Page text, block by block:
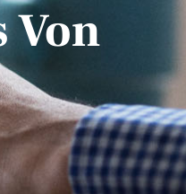
Von